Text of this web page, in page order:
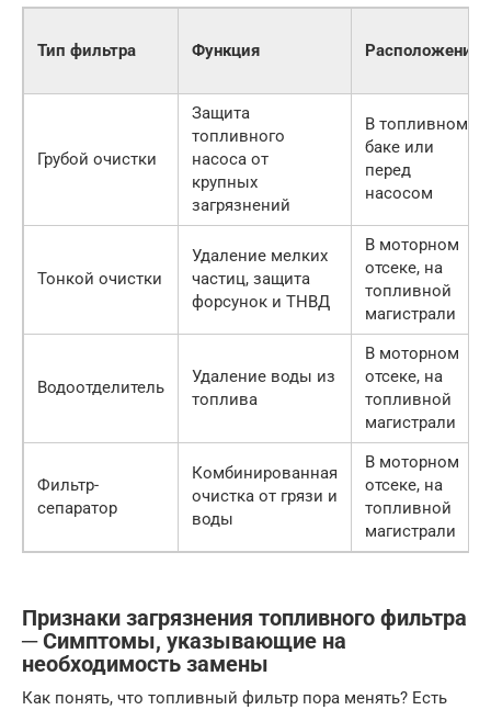
Тип фильтра Функция Расположение
Грубой очистки
Защита
топливного
насоса от
крупных
загрязнений
В топливном
баке или
перед
насосом
Тонкой очистки
Удаление мелких
частиц, защита
форсунок и ТНВД
В моторном
отсеке, на
топливной
магистрали
Водоотделитель
Удаление воды из
топлива
В моторном
отсеке, на
топливной
магистрали
Фильтр-
сепаратор
Комбинированная
очистка от грязи и
воды
В моторном
отсеке, на
топливной
магистрали
Признаки загрязнения топливного фильтра
─ Симптомы, указывающие на
необходимость замены
Как понять, что топливный фильтр пора менять? Есть